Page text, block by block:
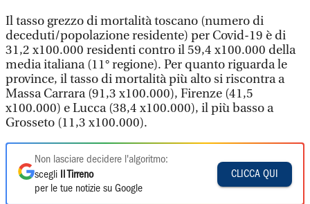
Il tasso grezzo di mortalità toscano (numero di
deceduti/popolazione residente) per Covid-19 è di
31,2 x100.000 residenti contro il 59,4 x100.000 della
media italiana (11° regione). Per quanto riguarda le
province, il tasso di mortalità più alto si riscontra a
Massa Carrara (91,3 x100.000), Firenze (41,5
x100.000) e Lucca (38,4 x100.000), il più basso a
Grosseto (11,3 x100.000).
Non lasciare decidere l'algoritmo:
scegli
Il Tirreno
per le tue notizie su Google
CLICCA QUI